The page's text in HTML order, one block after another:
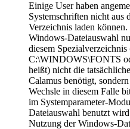
Einige User haben
Systemschriften nicht aus
Verzeichnis laden
Windows-Dateiauswahl
diesem
C:\WINDOWS\FONTS
heißt) nicht die
Calamus benötigt,
Wechsle in diesem Falle
im Systemparameter-
Dateiauswahl benutzt
Nutzung der Windows-